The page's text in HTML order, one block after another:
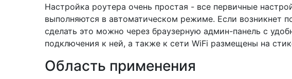
Настройка роутера очень простая - все первичные
выполняются в автоматическом режиме. Если возникнет
сделать это можно через браузерную админ-панель с
подключения к ней, а также к сети WiFi размещены на
Область применения